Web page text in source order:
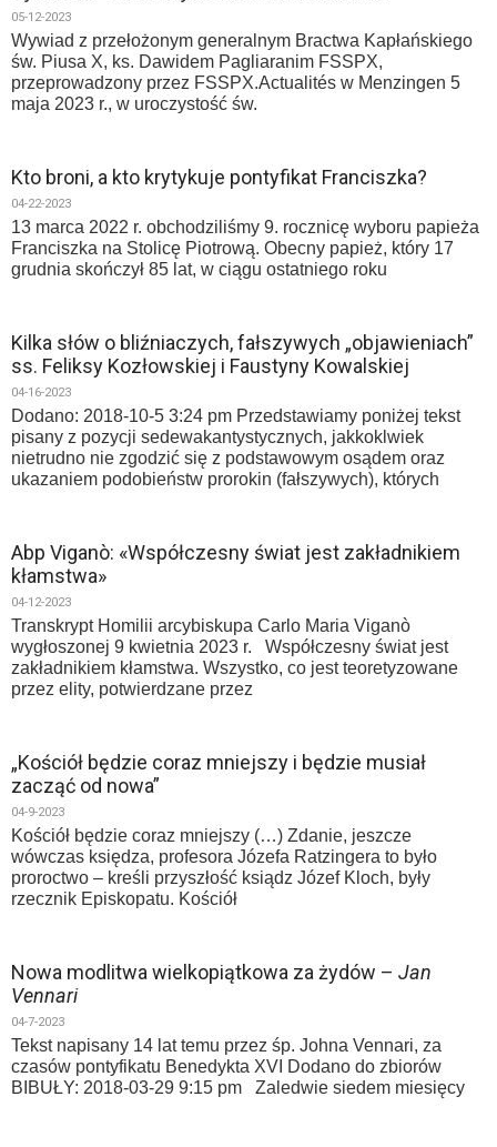
05-12-2023
Wywiad z przełożonym generalnym Bractwa Kapłańskiego
św. Piusa X, ks. Dawidem Pagliaranim FSSPX,
przeprowadzony przez FSSPX.Actualités w Menzingen 5
maja 2023 r., w uroczystość św.
Kto broni, a kto krytykuje pontyfikat Franciszka?
04-22-2023
13 marca 2022 r. obchodziliśmy 9. rocznicę wyboru papieża
Franciszka na Stolicę Piotrową. Obecny papież, który 17
grudnia skończył 85 lat, w ciągu ostatniego roku
Kilka słów o bliźniaczych, fałszywych „objawieniach”
ss. Feliksy Kozłowskiej i Faustyny Kowalskiej
04-16-2023
Dodano: 2018-10-5 3:24 pm Przedstawiamy poniżej tekst
pisany z pozycji sedewakantystycznych, jakkoklwiek
nietrudno nie zgodzić się z podstawowym osądem oraz
ukazaniem podobieństw prorokin (fałszywych), których
Abp Viganò: «Współczesny świat jest zakładnikiem
kłamstwa»
04-12-2023
Transkrypt Homilii arcybiskupa Carlo Maria Viganò
wygłoszonej 9 kwietnia 2023 r. Współczesny świat jest
zakładnikiem kłamstwa. Wszystko, co jest teoretyzowane
przez elity, potwierdzane przez
„Kościół będzie coraz mniejszy i będzie musiał
zacząć od nowa”
04-9-2023
Kościół będzie coraz mniejszy (…) Zdanie, jeszcze
wówczas księdza, profesora Józefa Ratzingera to było
proroctwo – kreśli przyszłość ksiądz Józef Kloch, były
rzecznik Episkopatu. Kościół
Nowa modlitwa wielkopiątkowa za żydów – Jan
Vennari
04-7-2023
Tekst napisany 14 lat temu przez śp. Johna Vennari, za
czasów pontyfikatu Benedykta XVI Dodano do zbiorów
BIBUŁY: 2018-03-29 9:15 pm Zaledwie siedem miesięcy